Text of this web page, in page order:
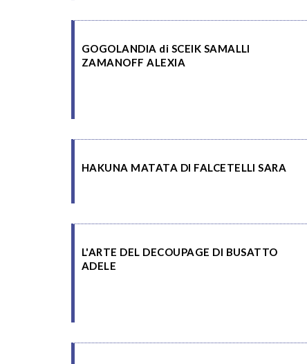
GOGOLANDIA di SCEIK SAMALLI
ZAMANOFF ALEXIA
HAKUNA MATATA DI FALCETELLI SARA
L'ARTE DEL DECOUPAGE DI BUSATTO
ADELE